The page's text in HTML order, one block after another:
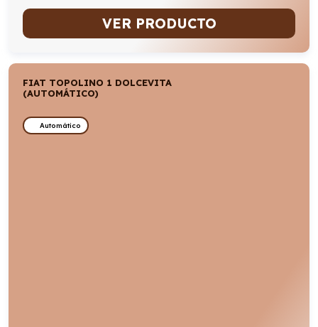
VER PRODUCTO
FIAT TOPOLINO 1 DOLCEVITA
(AUTOMÁTICO)
Automático